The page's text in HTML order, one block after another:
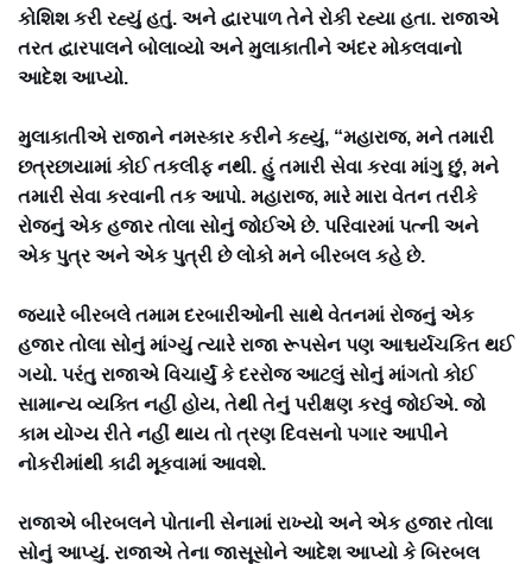
કોશિશ કરી રહ્યું હતું. અને દ્વારપાળ તેને રોકી રહ્યા હતા. રાજાએ
તરત દ્વારપાલને બોલાવ્યો અને મુલાકાતીને અંદર મોકલવાનો
આદેશ આપ્યો.
મુલાકાતીએ રાજાને નમસ્કાર કરીને કહ્યું, “મહારાજ, મને તમારી
છત્રછાયામાં કોઈ તકલીફ નથી. હું તમારી સેવા કરવા માંગુ છું, મને
તમારી સેવા કરવાની તક આપો. મહારાજ, મારે મારા વેતન તરીકે
રોજનું એક હજાર તોલા સોનું જોઈએ છે. પરિવારમાં પત્ની અને
એક પુત્ર અને એક પુત્રી છે લોકો મને બીરબલ કહે છે.
જ્યારે બીરબલે તમામ દરબારીઓની સાથે વેતનમાં રોજનું એક
હજાર તોલા સોનું માંગ્યું ત્યારે રાજા રૂપસેન પણ આશ્ચર્યચકિત થઈ
ગયો. પરંતુ રાજાએ વિચાર્યું કે દરરોજ આટલું સોનું માંગતો કોઈ
સામાન્ય વ્યક્તિ નહીં હોય, તેથી તેનું પરીક્ષણ કરવું જોઈએ. જો
કામ યોગ્ય રીતે નહીં થાય તો ત્રણ દિવસનો પગાર આપીને
નોકરીમાંથી કાઢી મૂકવામાં આવશે.
રાજાએ બીરબલને પોતાની સેનામાં રાખ્યો અને એક હજાર તોલા
સોનું આપ્યું. રાજાએ તેના જાસૂસોને આદેશ આપ્યો કે બિરબલ